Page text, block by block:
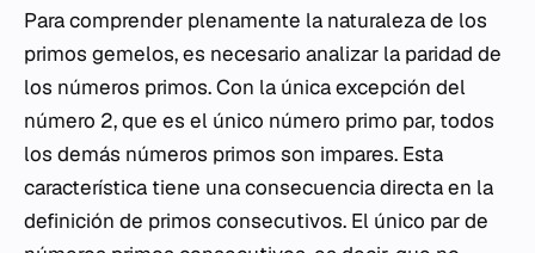
Para comprender plenamente la naturaleza de los
primos gemelos, es necesario analizar la paridad de
los números primos. Con la única excepción del
número 2, que es el único número primo par, todos
los demás números primos son impares. Esta
característica tiene una consecuencia directa en la
definición de primos consecutivos. El único par de